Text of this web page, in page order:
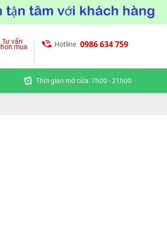
Tư vấn
mua Hotline 0986 634 759
Thời gian mở cửa: 7h00 - 21h00